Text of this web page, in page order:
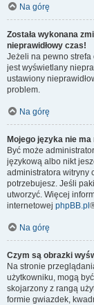
Na górę
Została wykonana
nieprawidłowy czas!
Jeżeli na pewno strefa
jest wyświetlany
ustawiony
problem.
Na górę
Mojego języka nie ma
Być może
językową albo nikt
administratora witryny
potrzebujesz. Jeśli
utworzyć. Więcej
internetowej phpBB.pl
Na górę
Czym są obrazki
Na stronie
użytkowniku, mogą
skojarzony z rangą
formie gwiazdek,